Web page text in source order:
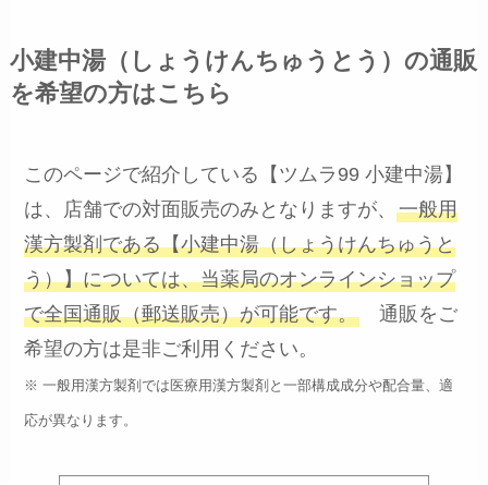
小建中湯（しょうけんちゅうとう）の通販
を希望の方はこちら
このページで紹介している【ツムラ99 小建中湯】
は、店舗での対面販売のみとなりますが、一般用
漢方製剤である【小建中湯（しょうけんちゅうと
う）】については、当薬局のオンラインショップ
で全国通販（郵送販売）が可能です。 通販をご
希望の方は是非ご利用ください。
※ 一般用漢方製剤では医療用漢方製剤と一部構成成分や配合量、適
応が異なります。